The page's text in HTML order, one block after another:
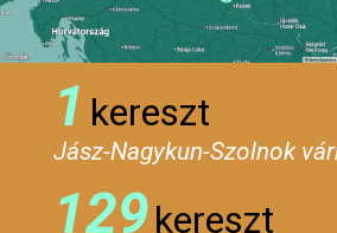
1 kereszt
Jász-Nagykun-Szolnok
129kereszt